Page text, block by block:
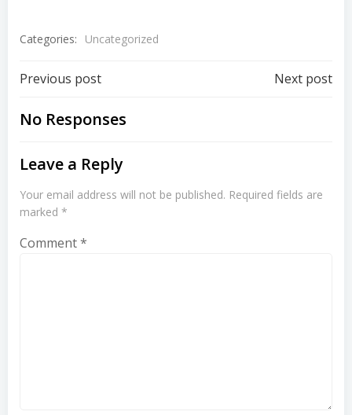
Categories: Uncategorized
Post
navigation
Previous post Next post
No Responses
Leave a Reply
Your email address will not be published. Required fields are
marked *
Comment*